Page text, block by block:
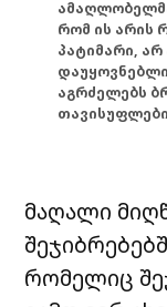
რომ ის არის
პატიმარი, არ
აგრძელებს
მაღალი
რომელიც